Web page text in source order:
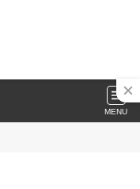
MENU